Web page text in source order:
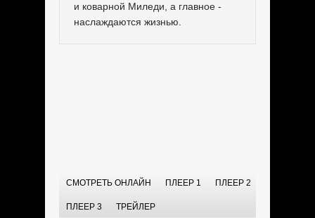
и коварной Миледи, а главное -
наслаждаются жизнью.
СМОТРЕТЬ ОНЛАЙН ПЛЕЕР 1 ПЛЕЕР 2
ПЛЕЕР 3 ТРЕЙЛЕР